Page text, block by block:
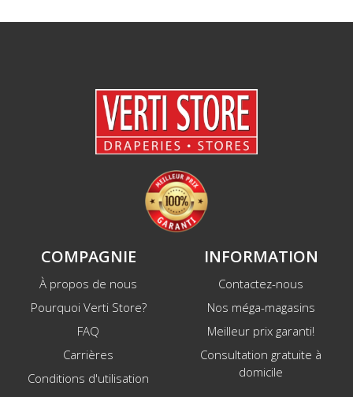
COMPAGNIE
À propos de nous
Pourquoi Verti Store?
FAQ
Carrières
Conditions d'utilisation
INFORMATION
Contactez-nous
Nos méga-magasins
Meilleur prix garanti!
Consultation gratuite à
domicile